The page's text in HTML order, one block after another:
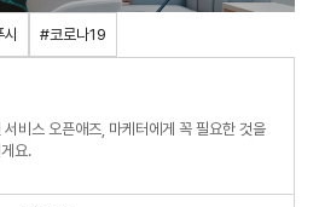
#코로나19
서비스 오픈애즈, 마케터에게 꼭 필요한 것을
요.